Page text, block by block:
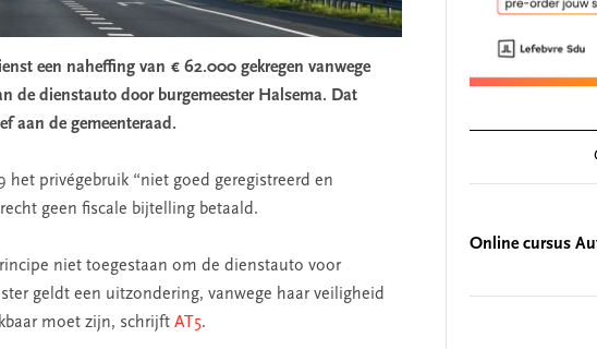
een naheffing van € 62.000 gekregen vanwege
de dienstauto door burgemeester Halsema. Dat
aan de gemeenteraad.
het privégebruik “niet goed geregistreerd en
geen fiscale bijtelling betaald.
niet toegestaan om de dienstauto voor
geldt een uitzondering, vanwege haar veiligheid
moet zijn, schrijft AT5.
Online cursus